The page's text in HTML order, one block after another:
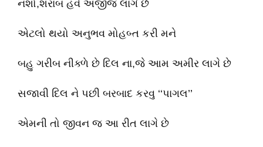
નશો,શરાબ હવે અજીજ લાગે છે
એટલો થયો અનુભવ મોહબ્ત કરી મને
બહુ ગરીબ નીક્ળે છે દિલ ના,જે આમ અમીર લાગે છે
સજાવી દિલ ને પછી બરબાદ કરવુ ‘‘પાગલ’’
એમની તો જીવન જ આ રીત લાગે છે